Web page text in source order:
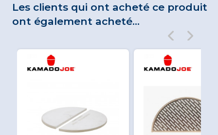
Les clients qui ont acheté ce produit
ont également acheté...